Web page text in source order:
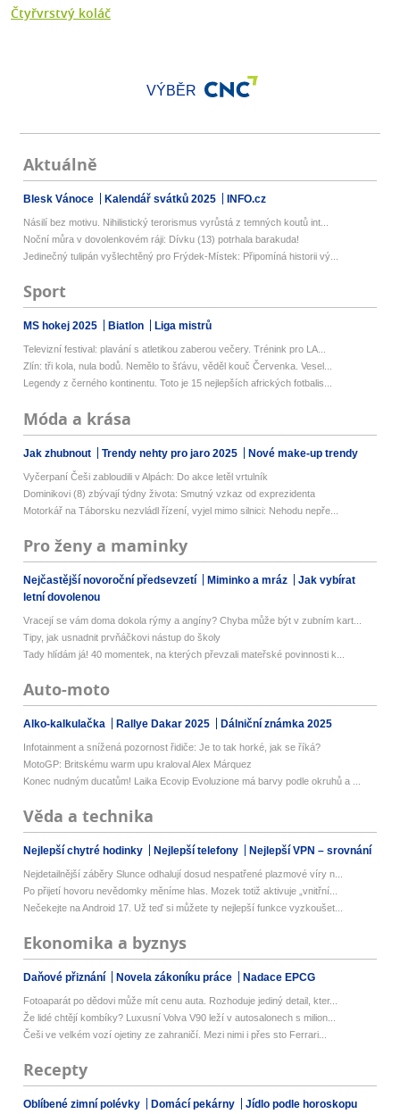
Čtyřvrstvý koláč
VÝBĚR
Aktuálně
Blesk Vánoce Kalendář svátků 2025 INFO.cz
Násilí bez motivu. Nihilistický terorismus vyrůstá z temných koutů int...
Noční můra v dovolenkovém ráji: Dívku (13) potrhala barakuda!
Jedinečný tulipán vyšlechtěný pro Frýdek-Místek: Připomíná historii vý...
Sport
MS hokej 2025 Biatlon Liga mistrů
Televizní festival: plavání s atletikou zaberou večery. Trénink pro LA...
Zlín: tři kola, nula bodů. Nemělo to šťávu, věděl kouč Červenka. Vesel...
Legendy z černého kontinentu. Toto je 15 nejlepších afrických fotbalis...
Móda a krása
Jak zhubnout Trendy nehty pro jaro 2025 Nové make-up trendy
Vyčerpaní Češi zabloudili v Alpách: Do akce letěl vrtulník
Dominikovi (8) zbývají týdny života: Smutný vzkaz od exprezidenta
Motorkář na Táborsku nezvládl řízení, vyjel mimo silnici: Nehodu nepře...
Pro ženy a maminky
Nejčastější novoroční předsevzetí Miminko a mráz
Jak vybírat
letní dovolenou
Vracejí se vám doma dokola rýmy a angíny? Chyba může být v zubním kart...
Tipy, jak usnadnit prvňáčkovi nástup do školy
Tady hlídám já! 40 momentek, na kterých převzali mateřské povinnosti k...
Auto-moto
Alko-kalkulačka Rallye Dakar 2025 Dálniční známka 2025
Infotainment a snížená pozornost řidiče: Je to tak horké, jak se říká?
MotoGP: Britskému warm upu kraloval Alex Márquez
Konec nudným ducatům! Laika Ecovip Evoluzione má barvy podle okruhů a ...
Věda a technika
Nejlepší chytré hodinky Nejlepší telefony Nejlepší VPN – srovnání
Nejdetailnější záběry Slunce odhalují dosud nespatřené plazmové víry n...
Po přijetí hovoru nevědomky měníme hlas. Mozek totiž aktivuje „vnitřní...
Nečekejte na Android 17. Už teď si můžete ty nejlepší funkce vyzkoušet...
Ekonomika a byznys
Daňové přiznání Novela zákoníku práce Nadace EPCG
Fotoaparát po dědovi může mít cenu auta. Rozhoduje jediný detail, kter...
Že lidé chtějí kombíky? Luxusní Volva V90 leží v autosalonech s milion...
Češi ve velkém vozí ojetiny ze zahraničí. Mezi nimi i přes sto Ferrari...
Recepty
Oblíbené zimní polévky Domácí pekárny Jídlo podle horoskopu